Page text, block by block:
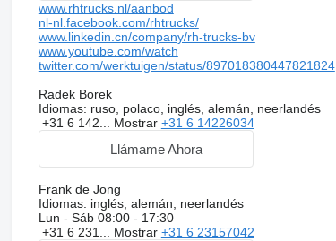
www.rhtrucks.nl/aanbod
nl-nl.facebook.com/rhtrucks/
www.linkedin.cn/company/rh-trucks-bv
www.youtube.com/watch
twitter.com/werktuigen/status/897018380447821824
Radek Borek
Idiomas: ruso, polaco, inglés, alemán, neerlandés
+31 6 142... Mostrar +31 6 14226034
Llámame Ahora
Frank de Jong
Idiomas: inglés, alemán, neerlandés
Lun - Sáb 08:00 - 17:30
+31 6 231... Mostrar +31 6 23157042